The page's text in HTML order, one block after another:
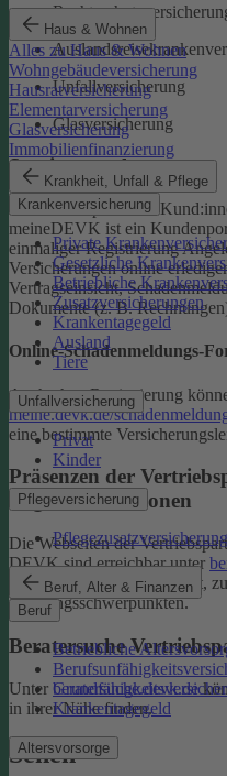
Haus & Wohnen
Alles zu Haus & Wohnen
Wohngebäudeversicherung
Hausratversicherung
Elementarversicherung
Glasversicherung
Immobilienfinanzierung
Krankheit, Unfall & Pflege
Krankenversicherung
Private
Gesetzliche
Betriebliche
Zusatzversicherungen
Krankentagegeld
Ausland
Tiere
Unfallversicherung
Privat
Kinder
Pflegeversicherung
Pflegezusatzversicherung
Beruf, Alter & Finanzen
Beruf
Betriebliche
Krankentagegeld
Altersvorsorge
Unfallversicherung
Glasversicherung
Serviceportal
Das Serviceportal für
meineDEVK ist ein
einmaliger Registrierung
Versicherungen online
Vertragseinsicht,
Dokumente (z. B.
Online-Schadenmeldungs-
Auch ohne Registrierung
meine.devk.de/
eine bestimmte
Präsenzen der
Regionaldirektionen
Die Webseiten der
DEVK sind erreichbar unter
Informationen zum Standort,
Beratungsschwerpunkten.
Beratersuche
Unter beratersuche.devk.de
in ihrer Nähe finden.
Sehen